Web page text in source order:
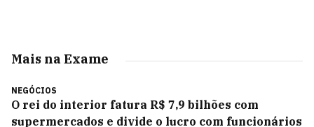
Mais na Exame
NEGÓCIOS
O rei do interior fatura R$ 7,9 bilhões com
supermercados e divide o lucro com funcionários